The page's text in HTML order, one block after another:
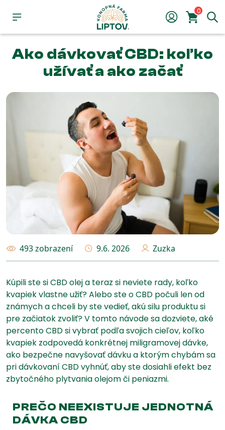
0
Ako dávkovať CBD: koľko
užívať a ako začať
493 zobrazení 9.6. 2026 Zuzka
Kúpili ste si CBD olej a teraz si neviete rady, koľko
kvapiek vlastne užiť? Alebo ste o CBD počuli len od
známych a chceli by ste vedieť, akú silu produktu si
pre začiatok zvoliť? V tomto návode sa dozviete, aké
percento CBD si vybrať podľa svojich cieľov, koľko
kvapiek zodpovedá konkrétnej miligramovej dávke,
ako bezpečne navyšovať dávku a ktorým chybám sa
pri dávkovaní CBD vyhnúť, aby ste dosiahli efekt bez
zbytočného plytvania olejom či peniazmi.
PREČO NEEXISTUJE JEDNOTNÁ
DÁVKA CBD